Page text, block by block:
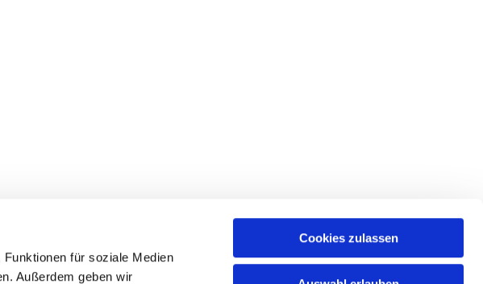
für soziale Medien
Außerdem geben wir
Cookies zulassen